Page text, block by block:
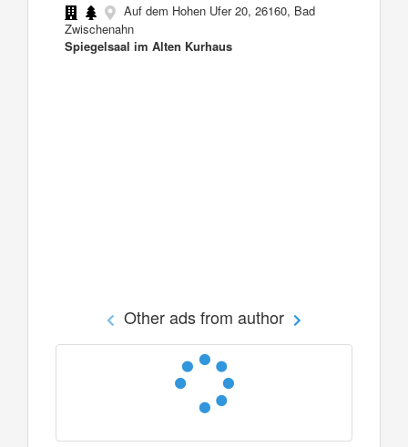
Auf dem Hohen Ufer 20, 26160, Bad
Zwischenahn
Spiegelsaal im Alten Kurhaus
Other ads from author